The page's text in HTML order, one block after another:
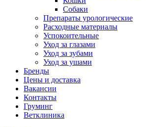
Собаки
Препараты урологические
Расходные материалы
Успокоительные
Уход за глазами
Уход за зубами
Уход за ушами
Бренды
Цены и доставка
Вакансии
Контакты
Груминг
Ветклиника